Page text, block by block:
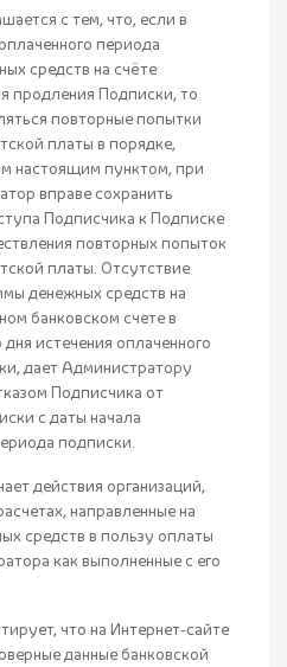
с тем, что, если в
периода
средств на счёте
продления Подписки, то
повторные попытки
платы в порядке,
настоящим пунктом, при
вправе сохранить
Подписчика к Подписке
повторных попыток
платы. Отсутствие
денежных средств на
банковском счете в
истечения оплаченного
дает Администратору
Подписчика от
с даты начала
подписки.
действия организаций,
направленные на
средств в пользу оплаты
как выполненные с его
что на Интернет-сайте
данные банковской